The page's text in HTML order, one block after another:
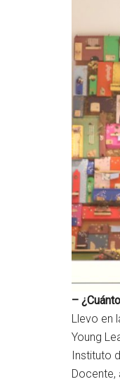
–
Llevo en
Young
Instituto
Docente,